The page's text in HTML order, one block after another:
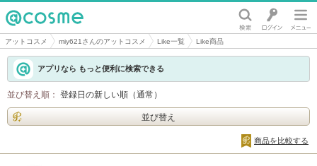
@cosme
アットコスメ miy621さんのアットコスメ Like一覧 Like商品
アプリなら もっと便利に検索できる
並び替え順： 登録日の新しい順（通常）
並び替え
商品を比較する